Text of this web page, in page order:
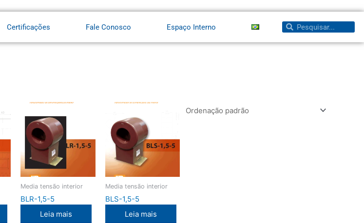
Certificações Fale Conosco Espaço Interno Pesquisar
Pesquisar
Media tensão interior
BLR-1,5-5
Leia mais
Media tensão interior
BLS-1,5-5
Leia mais